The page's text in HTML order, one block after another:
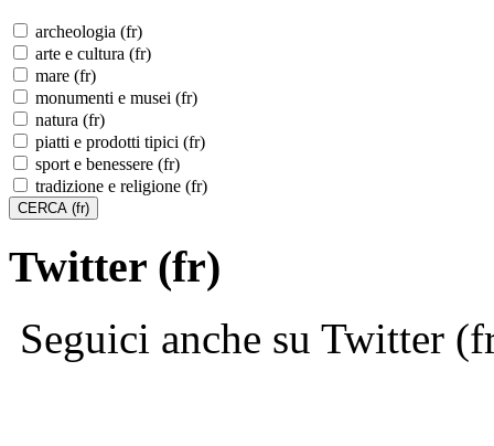
archeologia (fr)
arte e cultura (fr)
mare (fr)
monumenti e musei (fr)
natura (fr)
piatti e prodotti tipici (fr)
sport e benessere (fr)
tradizione e religione (fr)
Twitter (fr)
Seguici anche su Twitter